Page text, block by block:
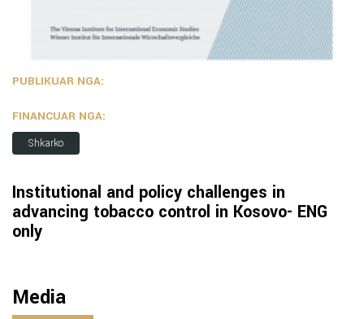
PUBLIKUAR NGA:
FINANCUAR NGA:
Shkarko
Institutional and policy challenges in
advancing tobacco control in Kosovo- ENG
only
Media